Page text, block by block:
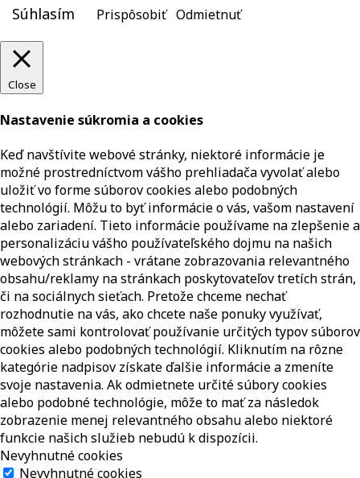
Súhlasím Prispôsobiť Odmietnuť
Close
Nastavenie súkromia a cookies
Keď navštívite webové stránky, niektoré informácie je
možné prostredníctvom vášho prehliadača vyvolať alebo
uložiť vo forme súborov cookies alebo podobných
technológií. Môžu to byť informácie o vás, vašom nastavení
alebo zariadení. Tieto informácie používame na zlepšenie a
personalizáciu vášho používateľského dojmu na našich
webových stránkach - vrátane zobrazovania relevantného
obsahu/reklamy na stránkach poskytovateľov tretích strán,
či na sociálnych sieťach. Pretože chceme nechať
rozhodnutie na vás, ako chcete naše ponuky využívať,
môžete sami kontrolovať používanie určitých typov súborov
cookies alebo podobných technológií. Kliknutím na rôzne
kategórie nadpisov získate ďalšie informácie a zmeníte
svoje nastavenia. Ak odmietnete určité súbory cookies
alebo podobné technológie, môže to mať za následok
zobrazenie menej relevantného obsahu alebo niektoré
funkcie našich služieb nebudú k dispozícii.
Nevyhnutné cookies
Nevyhnutné cookies